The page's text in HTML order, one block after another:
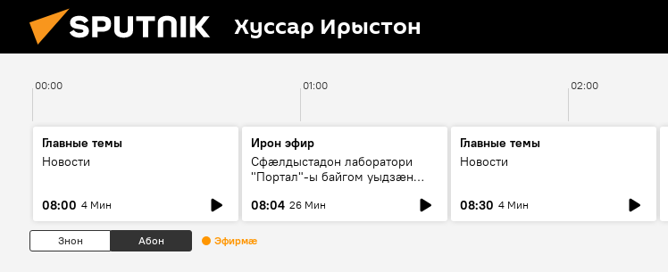
Хуссар Ирыстон
00:00 01:00 02:00
Главные темы
Новости
08:00 4 Мин
Ирон эфир
Сфæлдыстадон лаборатори
"Портал"-ы байгом уыдзæн
Æхсары куыстыты равдыст
08:04 26 Мин
Главные темы
Новости
08:30 4 Мин
Знон Абон Эфирмæ